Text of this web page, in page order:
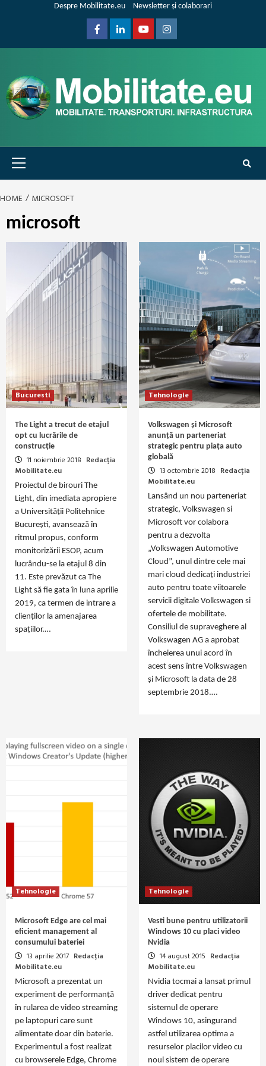
Despre Mobilitate.eu Newsletter și colaborari
FacebookLinkedinYoutubeInstagram
Primary
Menu
HOME MICROSOFT
microsoft
Bucuresti
The Light a trecut de etajul
opt cu lucrările de
construcție
11 noiembrie 2018 Redacția
Mobilitate.eu
Proiectul de birouri The
Light, din imediata apropiere
a Universității Politehnice
București, avansează în
ritmul propus, conform
monitorizării ESOP, acum
lucrându-se la etajul 8 din
11. Este prevăzut ca The
Light să fie gata în luna aprilie
2019, ca termen de intrare a
clienților la amenajarea
spațiilor.…
Tehnologie
Volkswagen și Microsoft
anunță un parteneriat
strategic pentru piața auto
globală
13 octombrie 2018 Redacția
Mobilitate.eu
Lansând un nou parteneriat
strategic, Volkswagen si
Microsoft vor colabora
pentru a dezvolta
„Volkswagen Automotive
Cloud”, unul dintre cele mai
mari cloud dedicați industriei
auto pentru toate viitoarele
servicii digitale Volkswagen si
ofertele de mobilitate.
Consiliul de supraveghere al
Volkswagen AG a aprobat
încheierea unui acord în
acest sens între Volkswagen
și Microsoft la data de 28
septembrie 2018.…
Tehnologie
Microsoft Edge are cel mai
eficient management al
consumului bateriei
13 aprilie 2017 Redacția
Mobilitate.eu
Microsoft a prezentat un
experiment de performanță
în rularea de video streaming
pe laptopuri care sunt
alimentate doar din baterie.
Experimentul a fost realizat
cu browserele Edge, Chrome
Tehnologie
Vesti bune pentru utilizatorii
Windows 10 cu placi video
Nvidia
14 august 2015 Redacția
Mobilitate.eu
Nvidia tocmai a lansat primul
driver dedicat pentru
sistemul de operare
Windows 10, asingurand
astfel utilizarea optima a
resurselor placilor video cu
noul sistem de operare